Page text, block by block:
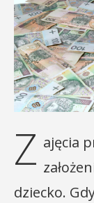
Z ajęcia
dziecko.